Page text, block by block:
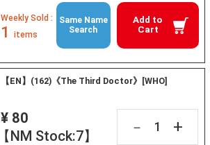
Add to
Cart
Weekly Sold :
1 items
Same Name
Search
【EN】(162)《The Third Doctor》[WHO]
¥ 80
【NM Stock:7】
－ +